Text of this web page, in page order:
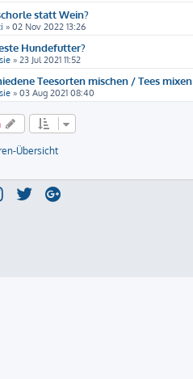
statt Wein?
» 02 Nov 2022 13:26
Hundefutter?
» 23 Jul 2021 11:52
Teesorten mischen / Tees mixen
» 03 Aug 2021 08:40
Übersicht